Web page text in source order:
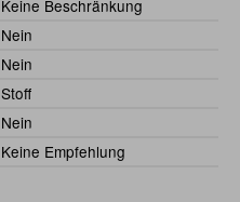
Keine Beschränkung
Nein
Nein
Stoff
Nein
Keine Empfehlung